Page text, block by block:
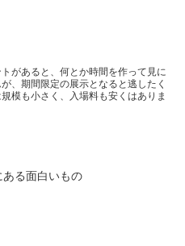
があると、何とか時間を作って見に
、期間限定の展示となると逃したく
模も小さく、入場料も安くはありま
ある面白いもの